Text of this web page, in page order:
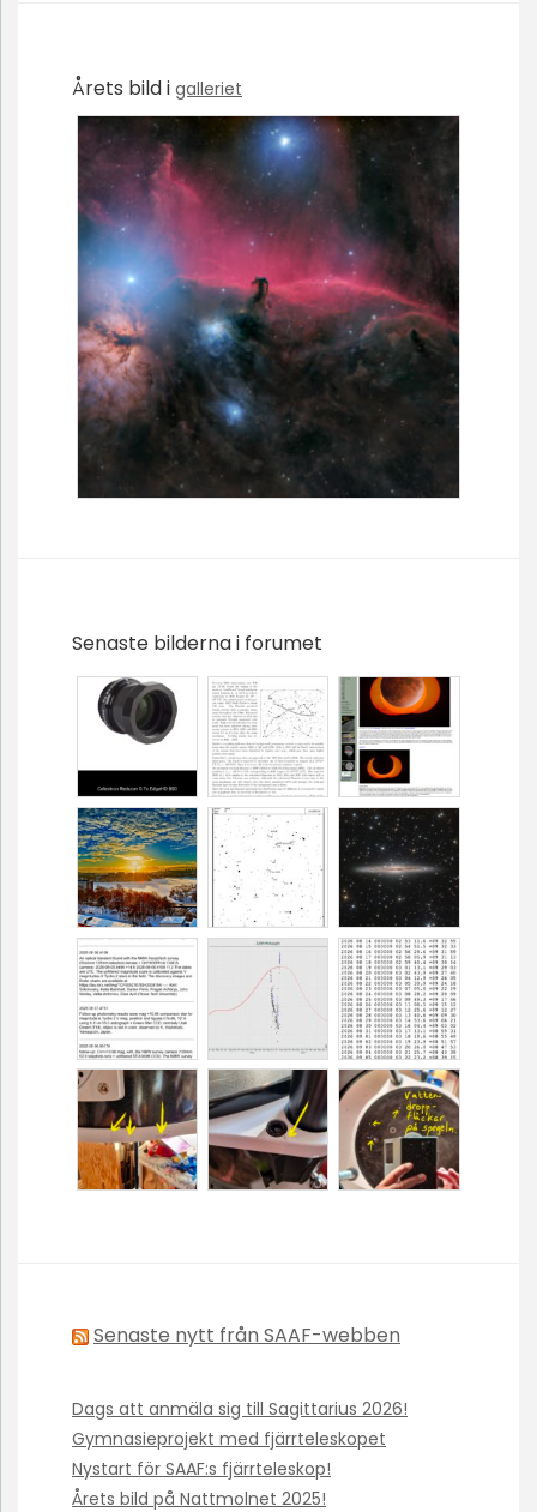
Årets bild i galleriet
Senaste bilderna i forumet
Senaste nytt från SAAF-webben
Dags att anmäla sig till Sagittarius 2026!
Gymnasieprojekt med fjärrteleskopet
Nystart för SAAF:s fjärrteleskop!
Årets bild på Nattmolnet 2025!